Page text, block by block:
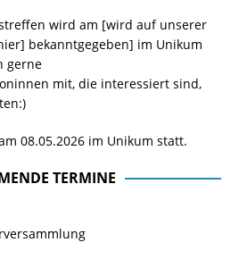
wird am [wird auf unserer
bekanntgegeben] im Unikum
gerne
mit, die interessiert sind,
08.05.2026 im Unikum statt.
TERMINE